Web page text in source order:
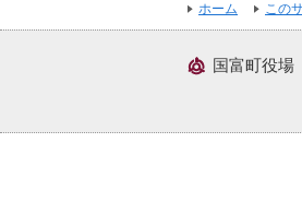
ホーム この
国富町役場